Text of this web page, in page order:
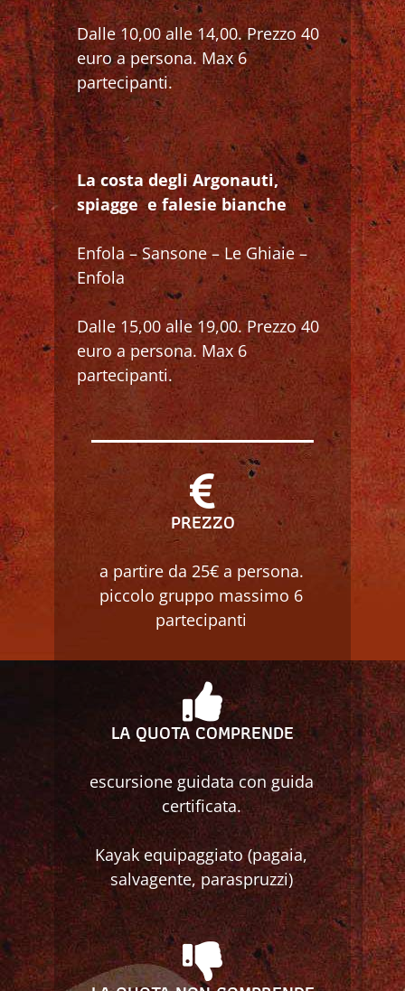
Dalle 10,00 alle 14,00. Prezzo 40
euro a persona. Max 6
partecipanti.
La costa degli Argonauti,
spiagge e falesie bianche
Enfola – Sansone – Le Ghiaie –
Enfola
Dalle 15,00 alle 19,00. Prezzo 40
euro a persona. Max 6
partecipanti.
PREZZO
a partire da 25€ a persona.
piccolo gruppo massimo 6
partecipanti
LA QUOTA COMPRENDE
escursione guidata con guida
certificata.
Kayak equipaggiato (pagaia,
salvagente, paraspruzzi)